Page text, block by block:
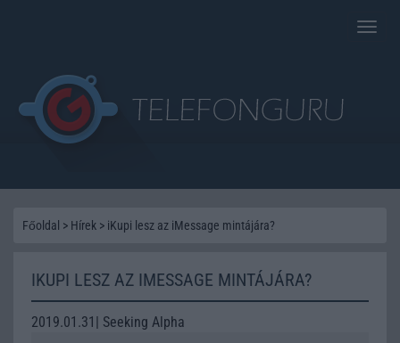
Toggle
Főoldal > Hírek > iKupi lesz az iMessage mintájára?
IKUPI LESZ AZ IMESSAGE MINTÁJÁRA?
2019.01.31| Seeking Alpha